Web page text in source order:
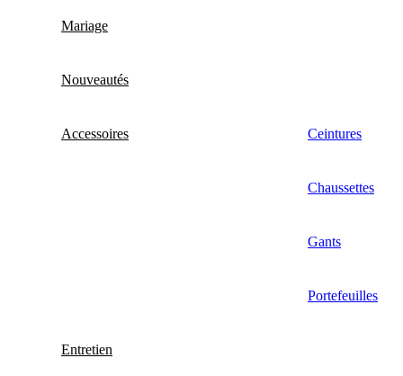
Mariage
Nouveautés
Accessoires Ceintures
Chaussettes
Gants
Portefeuilles
Entretien